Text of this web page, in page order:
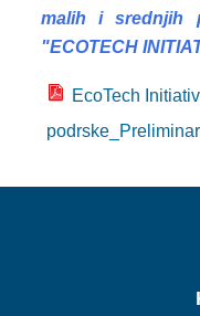
malih i srednjih
"ECOTECH
EcoTech
INDUSTRIAL HUB